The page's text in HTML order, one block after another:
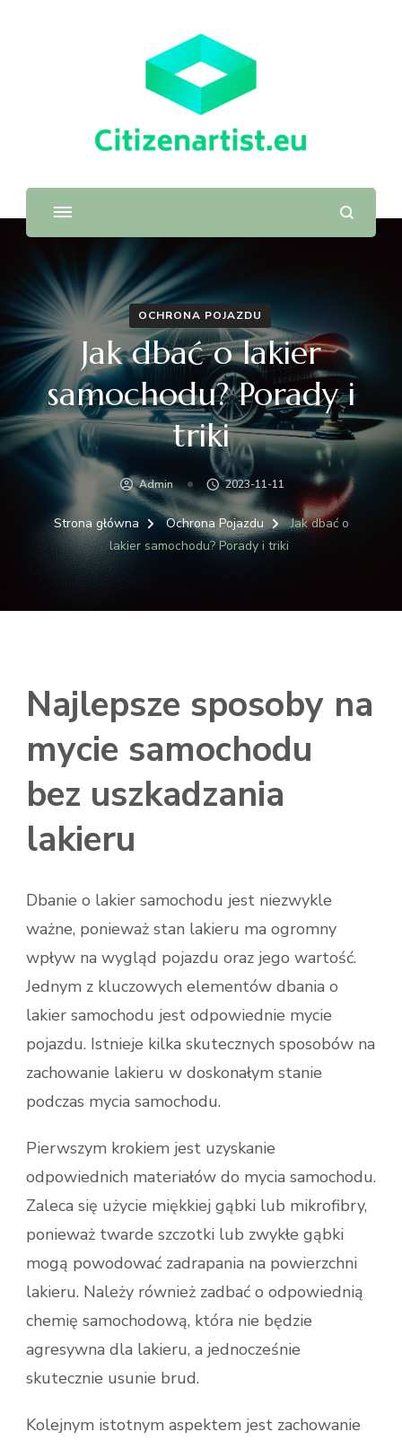
OCHRONA POJAZDU
Jak dbać o lakier
samochodu? Porady i
triki
Admin 2023-11-11
Strona główna Ochrona Pojazdu
Jak dbać o
lakier samochodu? Porady i triki
Najlepsze sposoby na
mycie samochodu
bez uszkadzania
lakieru
Dbanie o lakier samochodu jest niezwykle
ważne, ponieważ stan lakieru ma ogromny
wpływ na wygląd pojazdu oraz jego wartość.
Jednym z kluczowych elementów dbania o
lakier samochodu jest odpowiednie mycie
pojazdu. Istnieje kilka skutecznych sposobów na
zachowanie lakieru w doskonałym stanie
podczas mycia samochodu.
Pierwszym krokiem jest uzyskanie
odpowiednich materiałów do mycia samochodu.
Zaleca się użycie miękkiej gąbki lub mikrofibry,
ponieważ twarde szczotki lub zwykłe gąbki
mogą powodować zadrapania na powierzchni
lakieru. Należy również zadbać o odpowiednią
chemię samochodową, która nie będzie
agresywna dla lakieru, a jednocześnie
skutecznie usunie brud.
Kolejnym istotnym aspektem jest zachowanie